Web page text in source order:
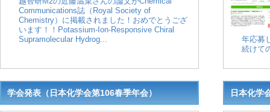
Communications誌（Royal Society of
Chemistry）に掲載されました！おめでとうござ
います！！Potassium-Ion-Responsive Chiral
Supramolecular Hydrog...
年応募
続けて
学会発表（日本化学会第106春季年会） 日本化学